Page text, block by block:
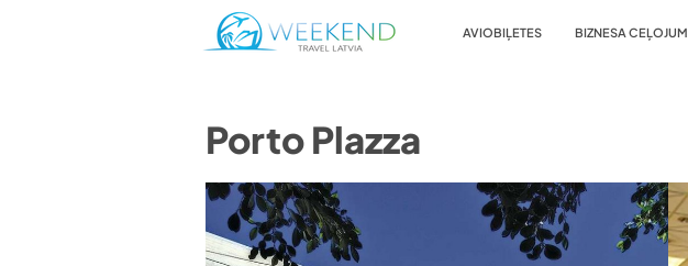
AVIOBIĻETES BIZNESA
Porto Plazza